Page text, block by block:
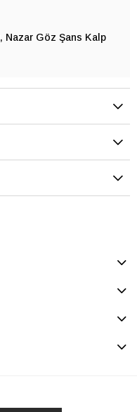
Nazar Göz Şans Kalp